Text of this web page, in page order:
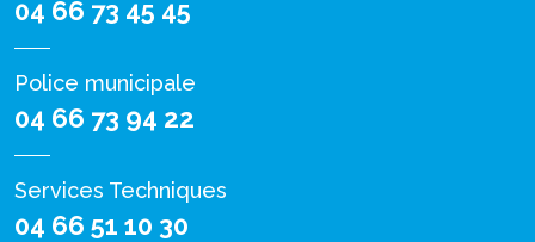
04 66 73 45 45
Police municipale
04 66 73 94 22
Services Techniques
04 66 51 10 30